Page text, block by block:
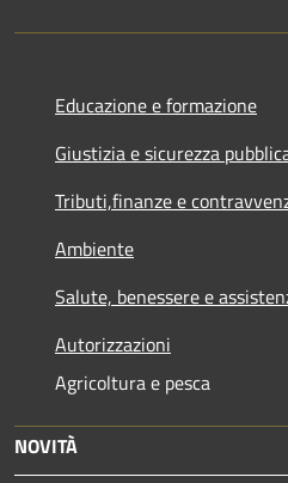
Educazione e formazione
Giustizia e sicurezza
Tributi,finanze e
Ambiente
Salute, benessere e
Autorizzazioni
Agricoltura e pesca
NOVITÀ